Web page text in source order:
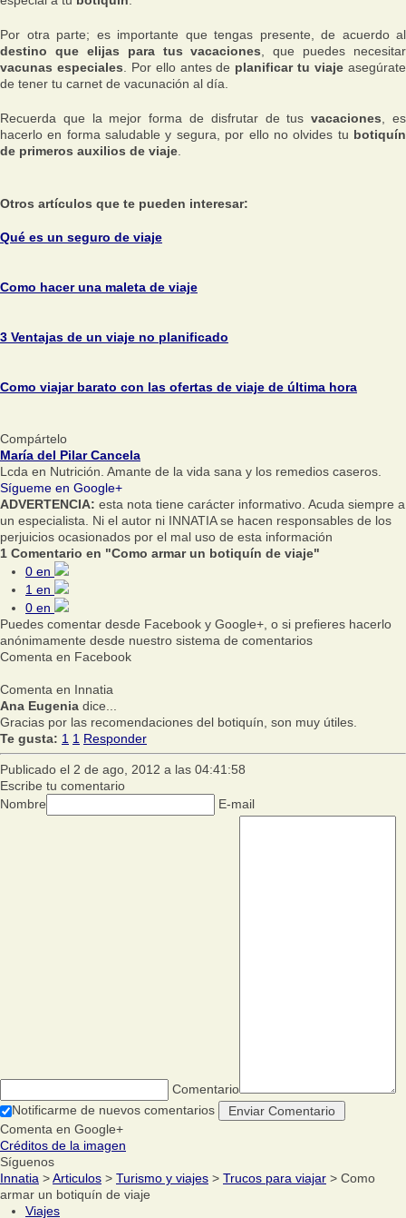
Por otra parte; es importante que tengas presente, de acuerdo al
destino que elijas para tus vacaciones , que puedes necesitar
vacunas especiales . Por ello antes de planificar tu viaje asegúrate
de tener tu carnet de vacunación al día.
Recuerda que la mejor forma de disfrutar de tusvacaciones , es
hacerlo en forma saludable y segura, por ello no olvides tu botiquín
de primeros auxilios de viaje
Otros artículos que te pueden interesar:
Qué es un seguro de viaje
Como hacer una maleta de viaje
3 Ventajas de un viaje no planificado
Como viajar barato con las ofertas de viaje de última hora
Compártelo
María del Pilar Cancela
Lcda en Nutrición. Amante de la vida sana y los remedios caseros.
Sígueme en Google+
ADVERTENCIA: esta nota tiene carácter informativo. Acuda siempre a
un especialista. Ni el autor ni INNATIA se hacen responsables de los
perjuicios ocasionados por el mal uso de esta información
1 Comentario en "Como armar un botiquín de viaje"
0 en
1 en
0 en
Puedes comentar desde Facebook y Google+, o si prefieres hacerlo
anónimamente desde nuestro sistema de comentarios
Comenta en Facebook
Comenta en Innatia
Ana Eugenia dice...
Gracias por las recomendaciones del botiquín, son muy útiles.
Te gusta: 1 1 Responder
Publicado el 2 de ago, 2012 a las 04:41:58
Escribe tu comentario
Nombre
E-mail
Comentario
Notificarme de nuevos comentarios
Comenta en Google+
Créditos de la imagen
Síguenos
Innatia >Articulos > Turismo y viajes > Trucos para viajar > Como
armar un botiquín de viaje
Viajes